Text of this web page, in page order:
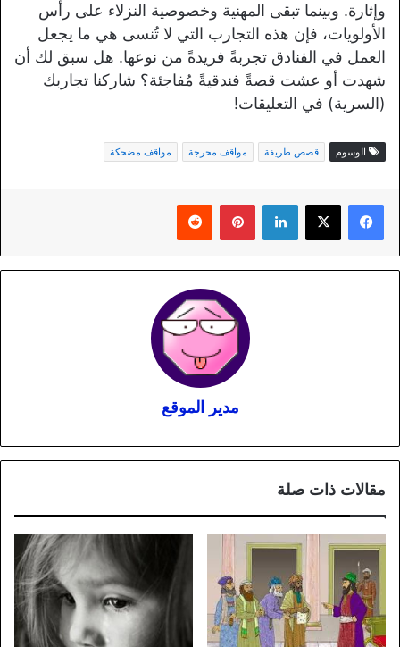
وإثارة. وبينما تبقى المهنية وخصوصية النزلاء على رأس
الأولويات، فإن هذه التجارب التي لا تُنسى هي ما يجعل
العمل في الفنادق تجربةً فريدةً من نوعها. هل سبق لك أن
شهدت أو عشت قصةً فندقيةً مُفاجئة؟ شاركنا تجاربك
(السرية) في التعليقات!
الوسوم قصص طريفة مواقف محرجة مواقف مضحكة
لينكدإن بينتيريست
مدير الموقع
مقالات ذات صلة